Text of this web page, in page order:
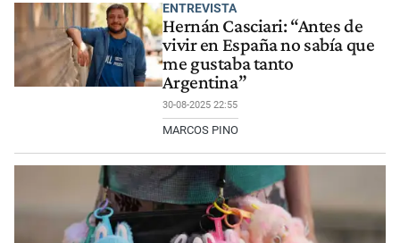
ENTREVISTA
Hernán Casciari: “Antes de
vivir en España no sabía que
me gustaba tanto
Argentina”
30-08-2025 22:55
MARCOS PINO